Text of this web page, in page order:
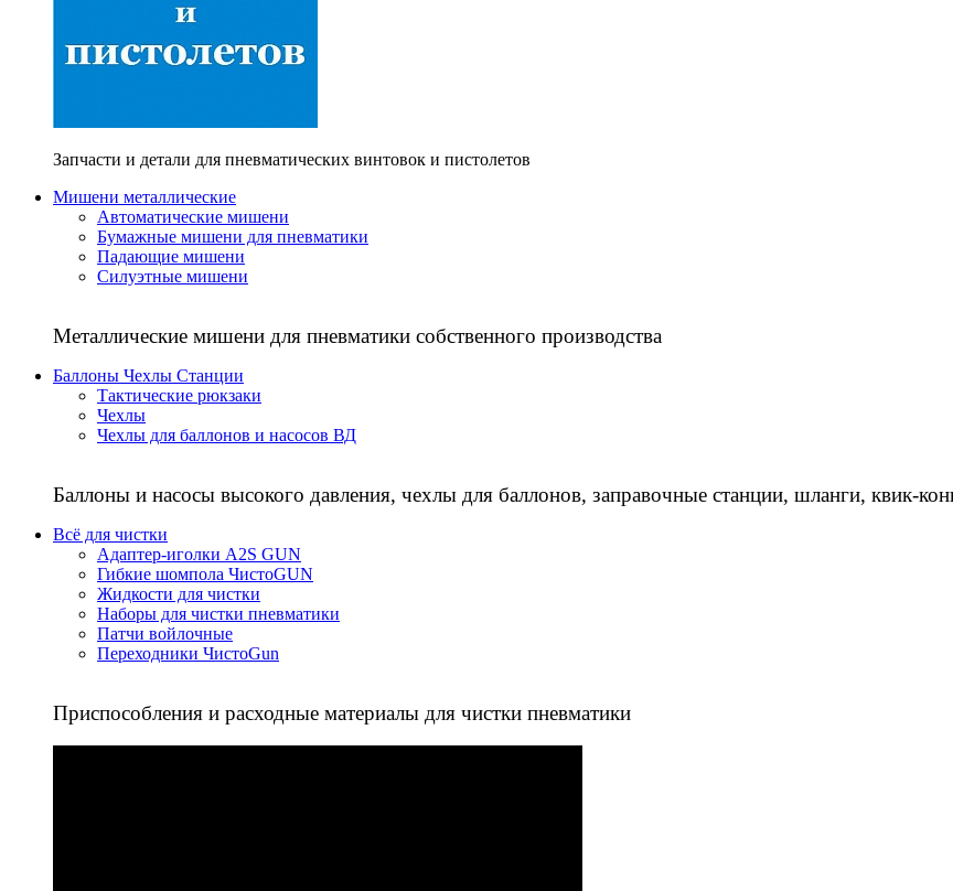
Запчасти и детали для пневматических винтовок и пистолетов
Мишени металлические
Автоматические мишени
Бумажные мишени для пневматики
Падающие мишени
Силуэтные мишени
Металлические мишени для пневматики собственного производства
Баллоны Чехлы Станции
Тактические рюкзаки
Чехлы
Чехлы для баллонов и насосов ВД
Баллоны и насосы высокого давления, чехлы для баллонов, заправочные станции, шланги, квик-
Всё для чистки
Адаптер-иголки A2S GUN
Гибкие шомпола ЧистоGUN
Жидкости для чистки
Наборы для чистки пневматики
Патчи войлочные
Переходники ЧистоGun
Приспособления и расходные материалы для чистки пневматики